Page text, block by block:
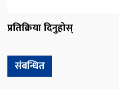
प्रतिक्रिया दिनुहोस्
संबन्धित